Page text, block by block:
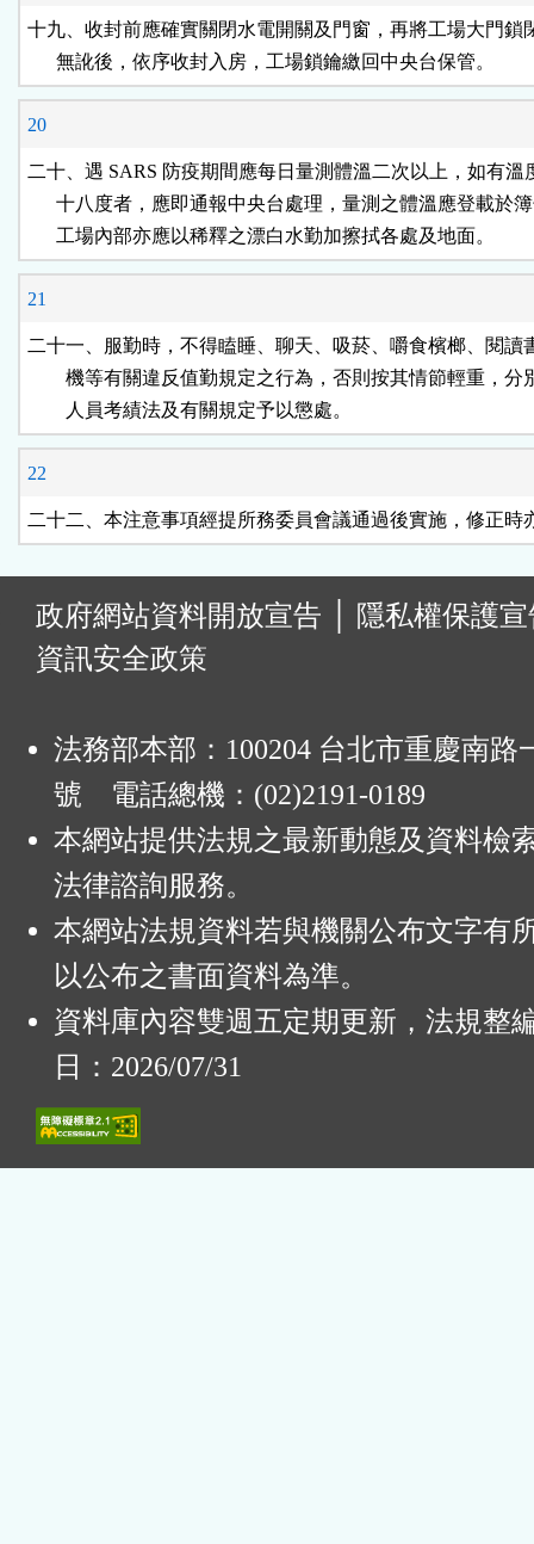
十九、收封前應確實關閉水電開關及門窗，再將工場大門鎖
      無訛後，依序收封入房，工場鎖鑰繳回中央台保管。
20
二十、遇 SARS 防疫期間應每日量測體溫二次以上，如有溫
十八度者，應即通報中央台處理，量測之體溫應登載於
      工場內部亦應以稀釋之漂白水勤加擦拭各處及地面。
21
二十一、服勤時，不得瞌睡、聊天、吸菸、嚼食檳榔、閱讀
機等有關違反值勤規定之行為，否則按其情節輕重，分
        人員考績法及有關規定予以懲處。
22
二十二、本注意事項經提所務委員會議通過後實施，修正時
政府網站資料開放宣告
隱私權保護
資訊安全政策
法務部本部：100204 台北市重慶南路
號 電話總機：(02)2191-0189
本網站提供法規之最新動態及資料檢
法律諮詢服務。
本網站法規資料若與機關公布文字有
以公布之書面資料為準。
資料庫內容雙週五定期更新，法規整
日：2026/07/31